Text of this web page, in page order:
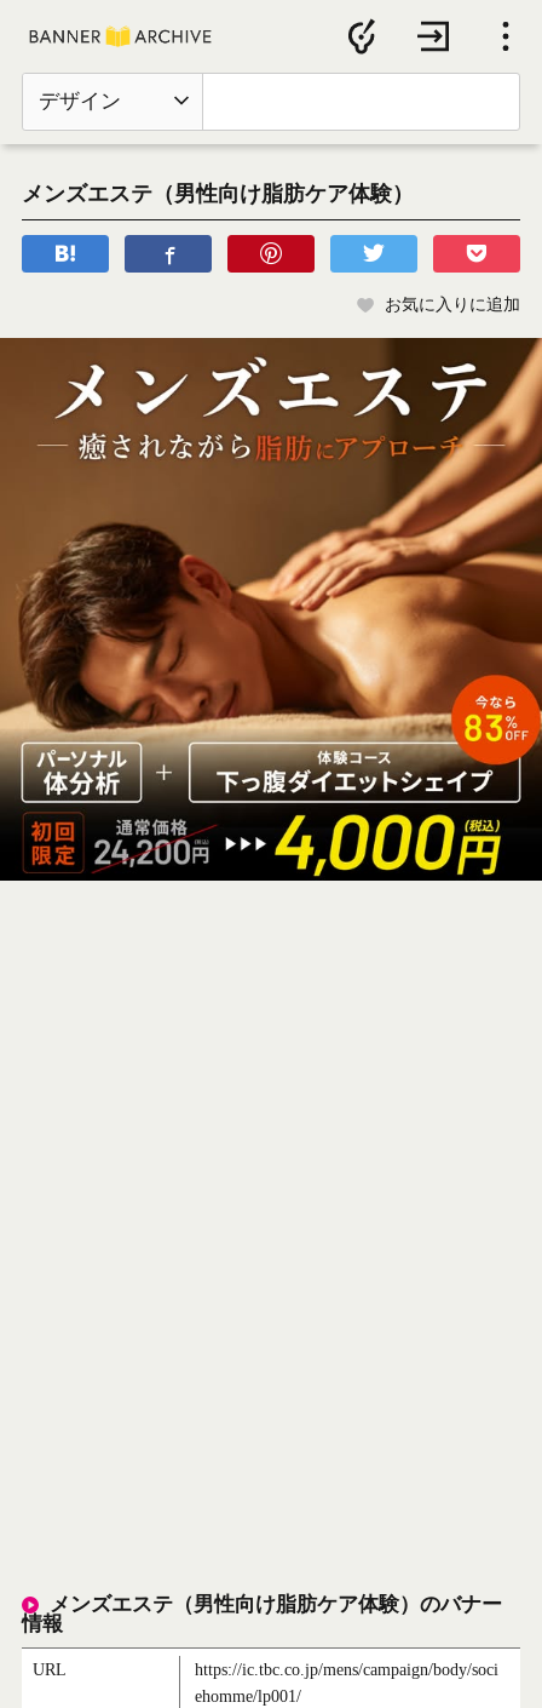
デザイン
メンズエステ（男性向け脂肪ケア体験）
お気に入りに追加
メンズエステ（男性向け脂肪ケア体験）のバナー
情報
URL
https://ic.tbc.co.jp/mens/campaign/body/soci
ehomme/lp001/